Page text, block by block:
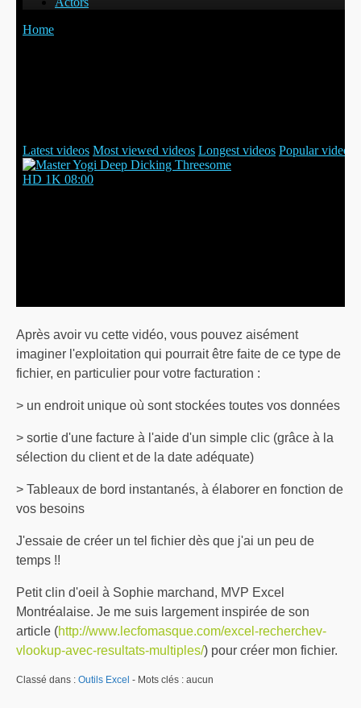
Après avoir vu cette vidéo, vous pouvez aisément
imaginer l'exploitation qui pourrait être faite de ce type de
fichier, en particulier pour votre facturation :
> un endroit unique où sont stockées toutes vos données
> sortie d'une facture à l'aide d'un simple clic (grâce à la
sélection du client et de la date adéquate)
> Tableaux de bord instantanés, à élaborer en fonction de
vos besoins
J'essaie de créer un tel fichier dès que j'ai un peu de
temps !!
Petit clin d'oeil à Sophie marchand, MVP Excel
Montréalaise. Je me suis largement inspirée de son
article (http://www.lecfomasque.com/excel-recherchev-
vlookup-avec-resultats-multiples/) pour créer mon fichier.
Classé dans : Outils Excel - Mots clés : aucun